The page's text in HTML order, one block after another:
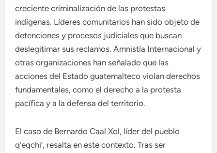
creciente criminalización de las protestas
indígenas. Líderes comunitarios han sido objeto de
detenciones y procesos judiciales que buscan
deslegitimar sus reclamos. Amnistía Internacional y
otras organizaciones han señalado que las
acciones del Estado guatemalteco violan derechos
fundamentales, como el derecho a la protesta
pacífica y a la defensa del territorio.
El caso de Bernardo Caal Xol, líder del pueblo
q’eqchi’, resalta en este contexto. Tras ser